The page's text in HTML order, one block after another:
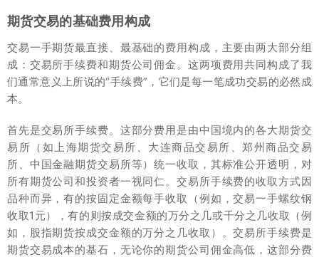
期货交易的基础费用构成
交易一手期货最直接、最基础的费用构成，主要由两大部分组
成：交易所手续费和期货公司佣金。这两项费用共同构成了我
们通常意义上所说的“手续费”，它们是每一笔成功交易的必然成
本。
首先是交易所手续费。这部分费用是由中国境内的各大期货交
易所（如上海期货交易所、大连商品交易所、郑州商品交易
所、中国金融期货交易所等）统一收取，其标准公开透明，对
所有期货公司和投资者一视同仁。交易所手续费的收取方式因
品种而异，有的按固定金额每手收取（例如，交易一手螺纹钢
收取1元），有的则按成交金额的万分之几或千分之几收取（例
如，股指期货按成交金额的万分之几收取）。交易所手续费是
期货交易成本的基石，无论你的期货公司佣金高低，这部分费